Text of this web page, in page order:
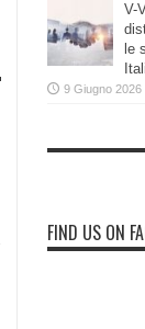
V-
le
9 Giugno 2026
FIND US ON